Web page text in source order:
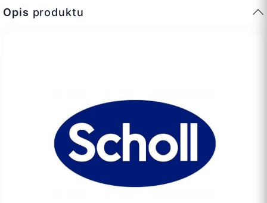
Opis produktu